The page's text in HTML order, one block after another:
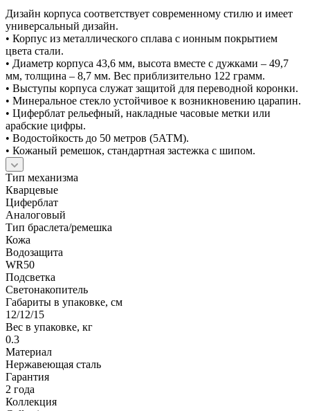
Дизайн корпуса соответствует современному стилю и имеет
универсальный дизайн.
• Корпус из металлического сплава с ионным покрытием
цвета стали.
• Диаметр корпуса 43,6 мм, высота вместе с дужками – 49,7
мм, толщина – 8,7 мм. Вес приблизительно 122 грамм.
• Выступы корпуса служат защитой для переводной коронки.
• Минеральное стекло устойчивое к возникновению царапин.
• Циферблат рельефный, накладные часовые метки или
арабские цифры.
• Водостойкость до 50 метров (5АТМ).
• Кожаный ремешок, стандартная застежка с шипом.
Тип механизма
Кварцевые
Циферблат
Аналоговый
Тип браслета/ремешка
Кожа
Водозащита
WR50
Подсветка
Светонакопитель
Габариты в упаковке, см
12/12/15
Вес в упаковке, кг
0.3
Материал
Нержавеющая сталь
Гарантия
2 года
Коллекция